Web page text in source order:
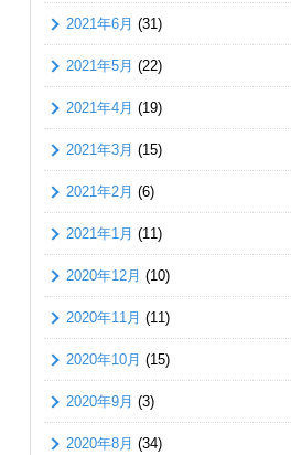
2021年6月 (31)
2021年5月 (22)
2021年4月 (19)
2021年3月 (15)
2021年2月 (6)
2021年1月 (11)
2020年12月 (10)
2020年11月 (11)
2020年10月 (15)
2020年9月 (3)
2020年8月 (34)